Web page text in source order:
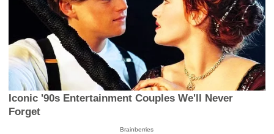
Iconic '90s Entertainment Couples We'll Never
Forget
Brainberries